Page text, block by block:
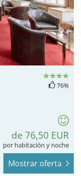
76%
de 76,50 EUR
por habitación y noche
Mostrar oferta